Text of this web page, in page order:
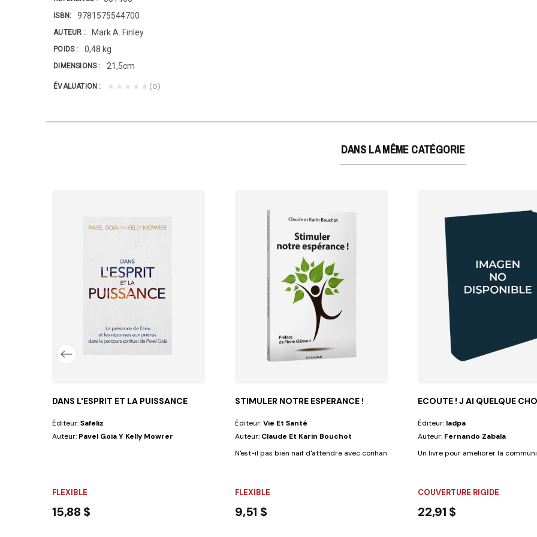
ISBN 9781575544700
AUTEUR Mark A. Finley
POIDS 0,48 kg
DIMENSIONS 21,5cm
ÉVALUATION ★★★★★ (0)
DANS LA MÊME CATÉGORIE
quotidienne. Elles sont tout...
DANS L'ESPRIT ET LA PUISSANCE
Éditeur:Safeliz
Auteur: Pavel Goia Y Kelly Mowrer
FLEXIBLE
15,88 $
STIMULER NOTRE ESPÉRANCE !
Éditeur:Vie Et Santé
Auteur: Claude Et Karin Bouchot
N'est-il pas bien naïf d'attendre avec confiance une vie meilleure "dans nos...
FLEXIBLE
9,51 $
ECOUTE ! J AI QUELQUE
Éditeur: Iadpa
Auteur: Fernando Zabala
Un livre pour ameliorer la
COUVERTURE RIGIDE
22,91 $